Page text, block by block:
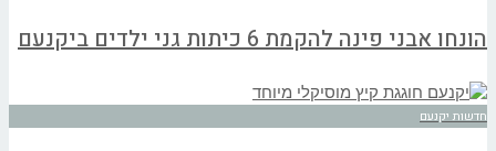
הונחו אבני פינה להקמת 6 כיתות גני ילדים ביקנעם
חדשות יקנעם